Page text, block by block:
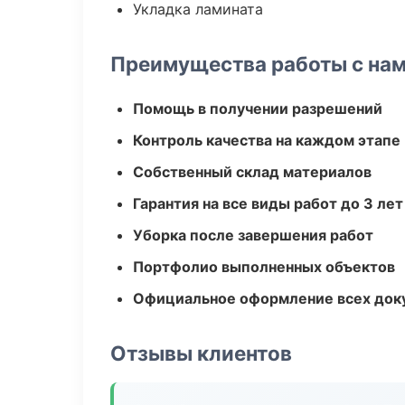
Укладка ламината
Преимущества работы с
Помощь в получении разрешений
Контроль качества на каждом этапе
Собственный склад материалов
Гарантия на все виды работ до 3 лет
Уборка после завершения работ
Портфолио выполненных объектов
Официальное оформление всех
Отзывы клиентов